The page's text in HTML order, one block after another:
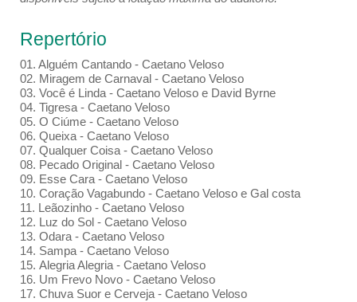
Repertório
01. Alguém Cantando - Caetano Veloso
02. Miragem de Carnaval - Caetano Veloso
03. Você é Linda - Caetano Veloso e David Byrne
04. Tigresa - Caetano Veloso
05. O Ciúme - Caetano Veloso
06. Queixa - Caetano Veloso
07. Qualquer Coisa - Caetano Veloso
08. Pecado Original - Caetano Veloso
09. Esse Cara - Caetano Veloso
10. Coração Vagabundo - Caetano Veloso e Gal costa
11. Leãozinho - Caetano Veloso
12. Luz do Sol - Caetano Veloso
13. Odara - Caetano Veloso
14. Sampa - Caetano Veloso
15. Alegria Alegria - Caetano Veloso
16. Um Frevo Novo - Caetano Veloso
17. Chuva Suor e Cerveja - Caetano Veloso